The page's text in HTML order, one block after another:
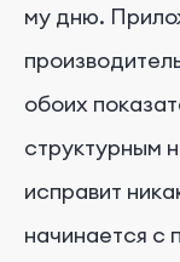
му дню.
обоих
структурным
исправит
начинается с